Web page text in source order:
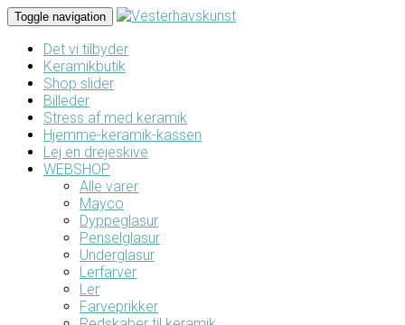
Toggle navigation
Det vi tilbyder
Keramikbutik
Shop slider
Billeder
Stress af med keramik
Hjemme-keramik-kassen
Lej en drejeskive
WEBSHOP
Alle varer
Mayco
Dyppeglasur
Penselglasur
Underglasur
Lerfarver
Ler
Farveprikker